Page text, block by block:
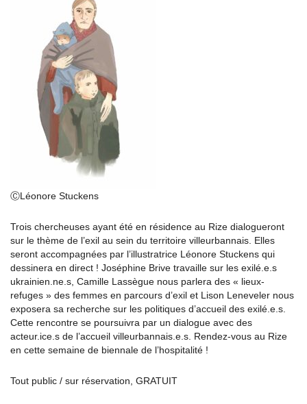
ⒸLéonore Stuckens
Trois chercheuses ayant été en résidence au Rize dialogueront
sur le thème de l’exil au sein du territoire villeurbannais. Elles
seront accompagnées par l’illustratrice Léonore Stuckens qui
dessinera en direct ! Joséphine Brive travaille sur les exilé.e.s
ukrainien. ne s , Camille Lassègue nous parlera des « lieux-
refuges » des femmes en parcours d’exil et Lison Leneveler nous
exposera sa recherche sur les politiques d’accueil des exilé.e.s.
Cette rencontre se poursuivra par un dialogue avec des
acteur. ice s de l’accueil villeurbannais.e.s. Rendez-vous au Rize
en cette semaine de biennale de l’hospitalité !
Tout public / sur réservation, GRATUIT